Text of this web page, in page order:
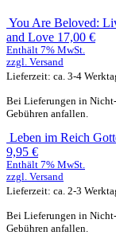
You Are Beloved:
and Love 17,00 €
Enthält 7% MwSt.
zzgl. Versand
Lieferzeit: ca. 3-4
Bei Lieferungen in
Gebühren anfallen.
Leben im Reich
9,95 €
Enthält 7% MwSt.
zzgl. Versand
Lieferzeit: ca. 2-3
Bei Lieferungen in
Gebühren anfallen.